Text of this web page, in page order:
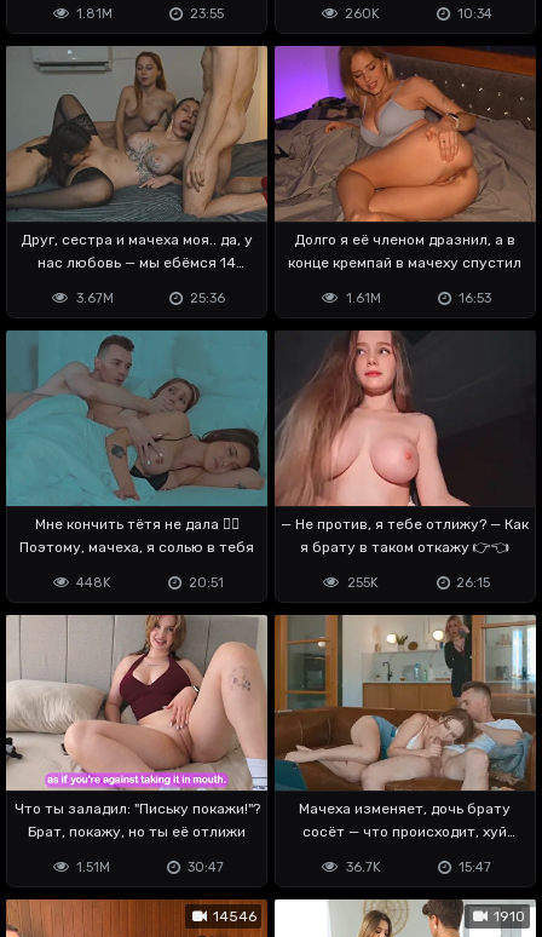
23:55
1.81M 10:34
260K
Друг, сестра и мачеха моя.. да, у
нас любовь — мы ебёмся 14
25:36
3.67M
Долго я её членом дразнил, а в
конце кремпай в мачеху спустил
16:53
1.61M
Мне кончить тётя не дала 🤷‍♂️
Поэтому, мачеха, я солью в тебя
20:51
448K
— Не против, я тебе отлижу? — Как
я брату в таком откажу 👉👈
26:15
255K
Что ты заладил: "Письку покажи!"?
Брат, покажу, но ты её отлижи
30:47
1.51M
Мачеха изменяет, дочь брату
сосёт — что происходит, хуй
15:47
36.7K
14546 1910